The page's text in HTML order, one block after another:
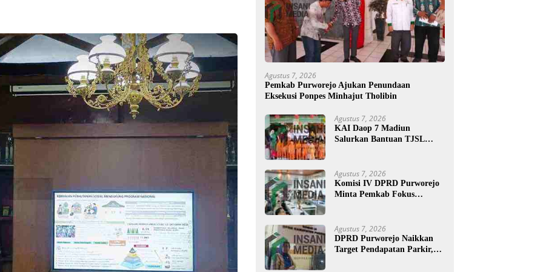
Agustus 7, 2026
Pemkab Purworejo Ajukan Penundaan
Eksekusi Ponpes Minhajut Tholibin
Agustus 7, 2026
KAI Daop 7 Madiun
Salurkan Bantuan TJSL
Budaya
Agustus 7, 2026
Komisi IV DPRD Purworejo
Minta Pemkab Fokus
Kemiskinan
Agustus 7, 2026
DPRD Purworejo Naikkan
Target Pendapatan Parkir,